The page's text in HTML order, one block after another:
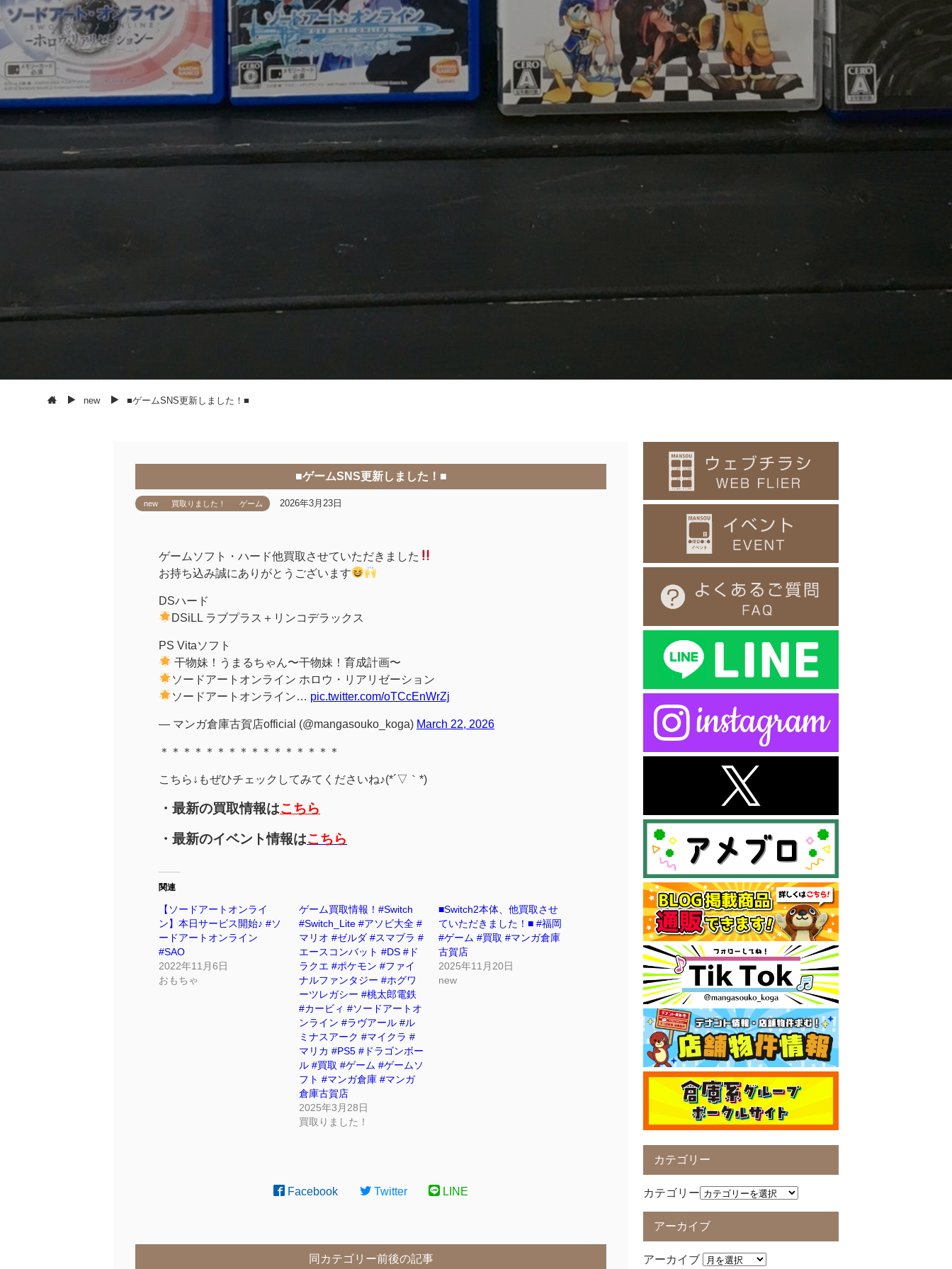
new ■ゲームSNS更新しました！■
■ゲームSNS更新しました！■
new 買取りました！ ゲーム 2026年3月23日
ゲームソフト・ハード他買取させていただきました
お持ち込み誠にありがとうございます
DSハード
DSiLL ラブプラス＋リンコデラックス
PS Vitaソフト
干物妹！うまるちゃん〜干物妹！育成計画〜
ソードアートオンライン ホロウ・リアリゼーション
ソードアートオンライン… pic.twitter.com/oTCcEnWrZj
— マンガ倉庫古賀店official (@mangasouko_koga) March 22, 2026
＊＊＊＊＊＊＊＊＊＊＊＊＊＊＊＊
こちら↓もぜひチェックしてみてくださいね♪(*´▽｀*)
・最新の買取情報はこちら
・最新のイベント情報はこちら
関連
【ソードアートオンライ
ン】本日サービス開始♪ #ソ
ードアートオンライン
#SAO
2022年11月6日
おもちゃ
ゲーム買取情報！#Switch
#Switch_Lite #アソビ大全 #
マリオ #ゼルダ #スマブラ #
エースコンバット #DS #ド
ラクエ #ポケモン #ファイ
ナルファンタジー #ホグワ
ーツレガシー #桃太郎電鉄
#カービィ #ソードアートオ
ンライン #ラヴアール #ル
ミナスアーク #マイクラ #
マリカ #PS5 #ドラゴンボー
ル #買取 #ゲーム #ゲームソ
フト #マンガ倉庫 #マンガ
倉庫古賀店
2025年3月28日
買取りました！
■Switch2本体、他買取させ
ていただきました！■ #福岡
#ゲーム #買取 #マンガ倉庫
古賀店
2025年11月20日
new
Facebook Twitter LINE
同カテゴリー前後の記事
カテゴリー
カテゴリー
アーカイブ
アーカイブ